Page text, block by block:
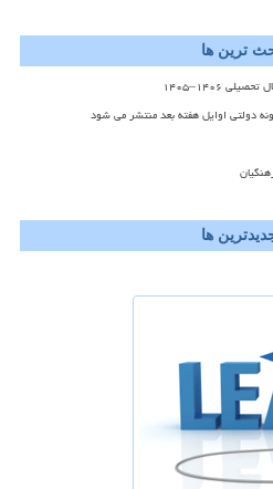
ترین ها
۱۴۰۶–۱۴۰۵
دولتی اوایل هفته بعد منتشر می شود
ها